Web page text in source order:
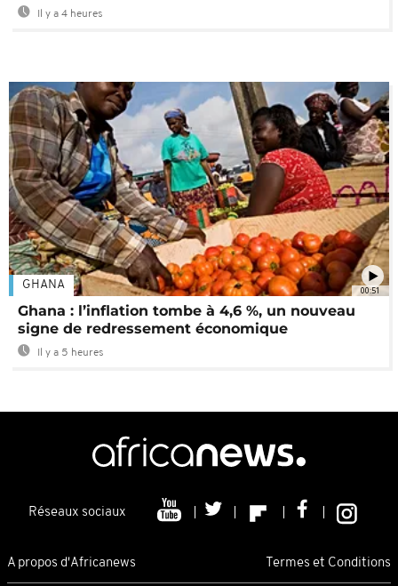
Il y a 4 heures
00:51
GHANA
Ghana : l’inflation tombe à 4,6 %, un nouveau
signe de redressement économique
Il y a 5 heures
Réseaux sociaux
A propos d'Africanews Termes et Conditions